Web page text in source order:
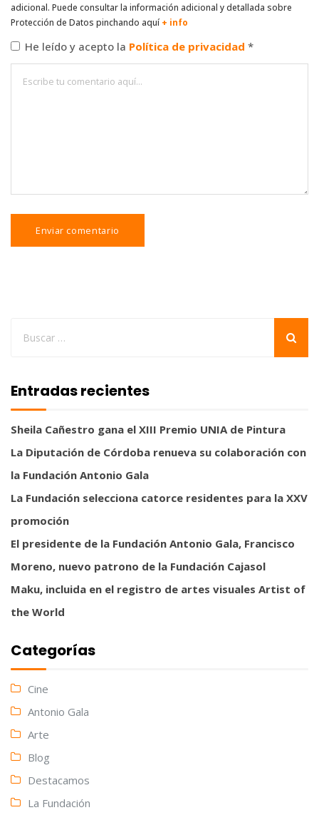
adicional. Puede consultar la información adicional y detallada sobre
Protección de Datos pinchando aquí + info
He leído y acepto la Política de privacidad *
Entradas recientes
Sheila Cañestro gana el XIII Premio UNIA de Pintura
La Diputación de Córdoba renueva su colaboración con
la Fundación Antonio Gala
La Fundación selecciona catorce residentes para la XXV
promoción
El presidente de la Fundación Antonio Gala, Francisco
Moreno, nuevo patrono de la Fundación Cajasol
Maku, incluida en el registro de artes visuales Artist of
the World
Categorías
Cine
Antonio Gala
Arte
Blog
Destacamos
La Fundación